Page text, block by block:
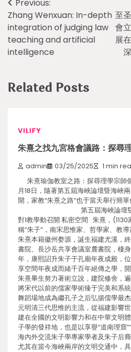
Post
navigation
Previous:
Zhang Wenxuan: In-depth
integration of judging law
teaching and artificial
intelligence
至
會
展
Related Posts
VILIFY
朱熹之找九宮格會議路：探尋
admin 03/25/2025 1 min
朱熹瑜伽教室之路：探尋理學宗
月18日，隨著第五屆海峽論壇曁海峽
開，家教“朱熹之路”也于當天舉行簡
第五屆海峽論壇曁海峽兩
對1教學動召開 私密空間 朱熹，(1130
稱“朱子”，南宋思惟家、哲學家、教
朱熹本籍徽州婺源，誕生福建尤溪，
書院、長沙岳共享會議室麓書院，棲
年，康熙詔升朱子于孔廟年夜成殿，
享空間年夜成而緒千百年絕傳之學，
朱熹畢生努力著術立說，建院修舍，
將宋代以前的儒家學術臻于完美和系
舞蹈場地成為繼孔子之后弘揚儒學最
元明清三代思惟的主流，從福建影響
建在全國的文明影響力和在中華文明
子學的發祥地，也是以享譽“道南理窟
海內外交流朱子學專家學者及朱子后
尤其在當今海峽兩岸的文明交通中，